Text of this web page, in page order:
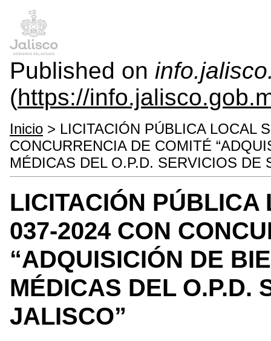
Published on
(https://
Inicio > LICITACIÓN PÚBLICA LOCAL
CONCURRENCIA DE COMITÉ
MÉDICAS DEL O.P.D. SERVICIOS DE
LICITACIÓN
037-2024 CON
“ADQUISICIÓN DE
MÉDICAS DEL O.P.D.
JALISCO”